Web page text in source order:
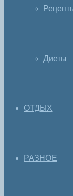
Диеты
ОТДЫХ
РАЗНОЕ